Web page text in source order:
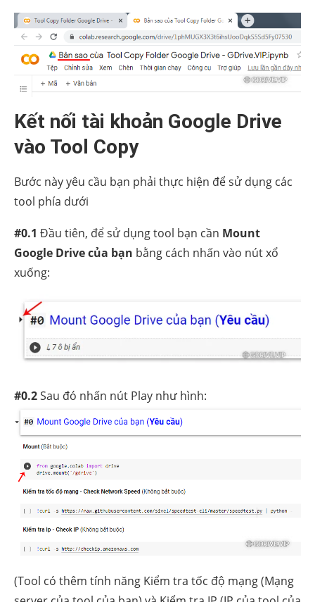
Kết nối tài khoản Google Drive
vào Tool Copy
Bước này yêu cầu bạn phải thực hiện để sử dụng các
tool phía dưới
#0.1 Đầu tiên, để sử dụng tool bạn cần Mount
Google Drive của bạn bằng cách nhấn vào nút xổ
xuống:
#0.2Sau đó nhấn nút Play như hình:
(Tool có thêm tính năng Kiểm tra tốc độ mạng (Mạng